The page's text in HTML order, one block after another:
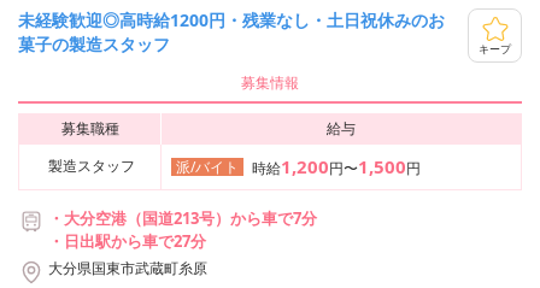
未経験歓迎◎高時給1200円・残業なし・土日祝休みのお
菓子の製造スタッフ
キープ
募集情報
募集職種
給与
製造スタッフ
派/バイト 時給1,200円〜1,500円
・大分空港（国道213号）から車で7分
・日出駅から車で27分
大分県国東市武蔵町糸原